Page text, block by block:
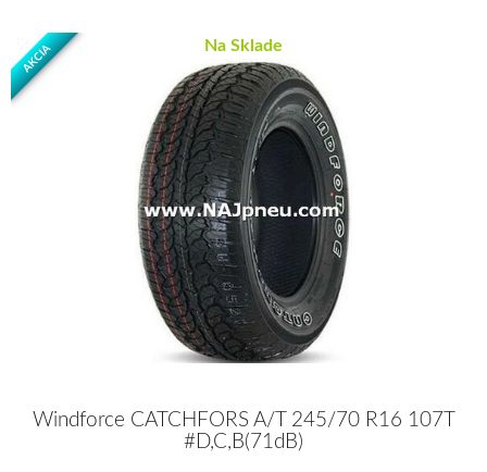
AKCIA Na Sklade
Windforce CATCHFORS A/T 245/70 R16 107T
#D,C,B(71dB)